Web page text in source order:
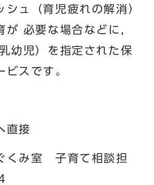
ュ（育児疲れの解消）
が 必要な場合などに，
幼児）を指定された保
スです。
直接
くみ室 子育て相談担